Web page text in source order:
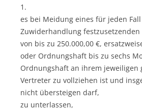
1.
es bei Meidung eines für jeden
Zuwiderhandlung
von bis zu 250.000,00 €,
oder Ordnungshaft bis zu sechs
Ordnungshaft an ihrem jeweiligen
Vertreter zu vollziehen ist und
nicht übersteigen darf,
zu unterlassen,